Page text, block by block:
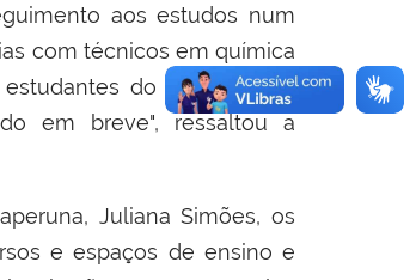
aos estudos num
com técnicos em química
do terceiro ano
em breve", ressaltou a
Juliana Simões, os
e espaços de ensino e